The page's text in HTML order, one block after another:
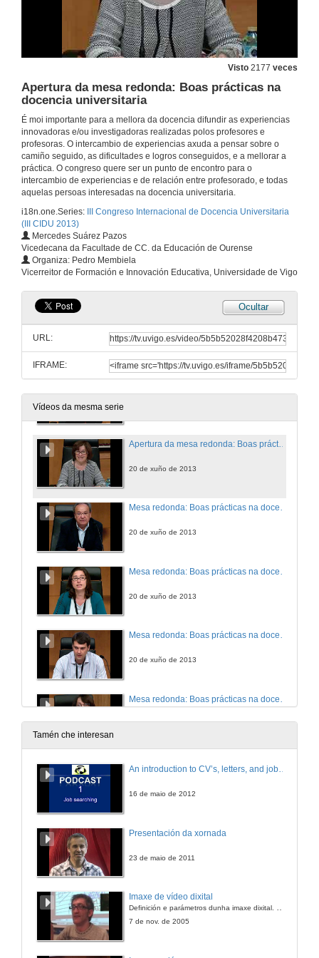
Visto 2177 veces
Apertura da mesa redonda: Boas prácticas na
docencia universitaria
É moi importante para a mellora da docencia difundir as experiencias
innovadoras e/ou investigadoras realizadas polos profesores e
profesoras. O intercambio de experiencias axuda a pensar sobre o
camiño seguido, as dificultades e logros conseguidos, e a mellorar a
práctica. O congreso quere ser un punto de encontro para o
intercambio de experiencias e de relación entre profesorado, e todas
aquelas persoas interesadas na docencia universitaria.
i18n.one.Series:
III Congreso Internacional de Docencia Universitaria
(III CIDU 2013)
Mercedes Suárez Pazos
Vicedecana da Facultade de CC. da Educación de Ourense
Organiza: Pedro Membiela
Vicerreitor de Formación e Innovación Educativa, Universidade de Vigo
Ocultar
URL:
IFRAME:
Vídeos da mesma serie
20 de xuño de 2013
Mesa redonda: Panorama internacional da docencia universitaria. Intervención de Maria Josefa Rassetto
20 de xuño de 2013
Mesa redonda: Panorama internacional da docencia universitaria. Intervención de Joan Rué
20 de xuño de 2013
20 de xuño de 2013
20 de xuño de 2013
Articulando a investigação e o ensino na docência universitária
20 de xuño de 2013
Turno preguntas. Articulando a investigação e o ensino na docência
20 de xuño de 2013
Mesa redonda: Boas prácticas na docencia universitaria. Intervención de Antoni Bennàssar Roig
20 de xuño de 2013
20 de xuño de 2013
Mesa redonda: Boas prácticas na docencia universitaria. Intervención de David Pérez López
20 de xuño de 2013
20 de xuño de 2013
Tamén che interesan
An introduction to CV’s, letters, and job searching
16 de maio de 2012
Presentación da xornada
23 de maio de 2011
Imaxe de vídeo dixital
7 de nov. de 2005